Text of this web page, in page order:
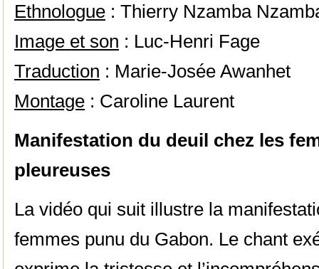
Ethnologue : Thierry Nzamba
Image et son : Luc-Henri Fage
Traduction : Marie-Josée Awanhet
Montage : Caroline Laurent
Manifestation du deuil chez les
pleureuses
La vidéo qui suit illustre la
femmes punu du Gabon. Le chant